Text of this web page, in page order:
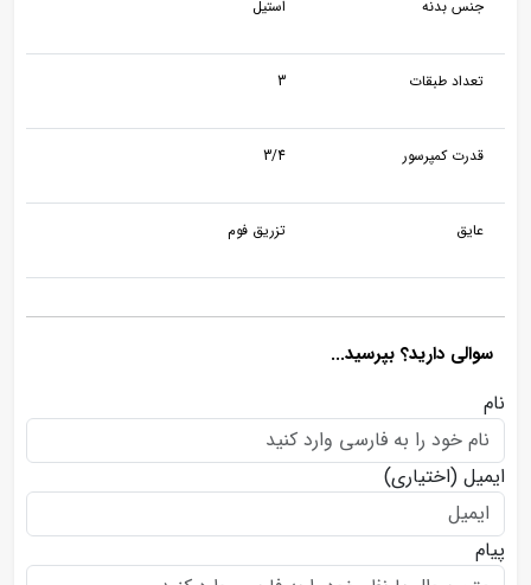
جنس بدنه استیل
تعداد طبقات 3
قدرت کمپرسور 3/4
عایق تزریق فوم
سوالی دارید؟ بپرسید...
نام
ایمیل (اختیاری)
پیام